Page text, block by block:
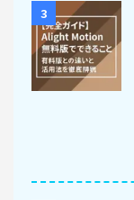
3